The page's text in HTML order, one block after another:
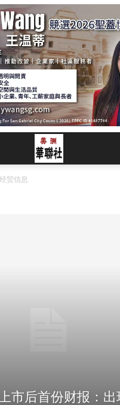
经贸信息
市后首份财报：出